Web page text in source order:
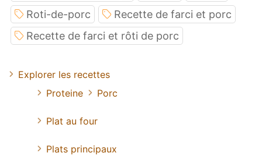
Roti-de-porc
Recette de farci et porc
Recette de farci et rôti de porc
Explorer les recettes
Proteine
Porc
Plat au four
Plats principaux